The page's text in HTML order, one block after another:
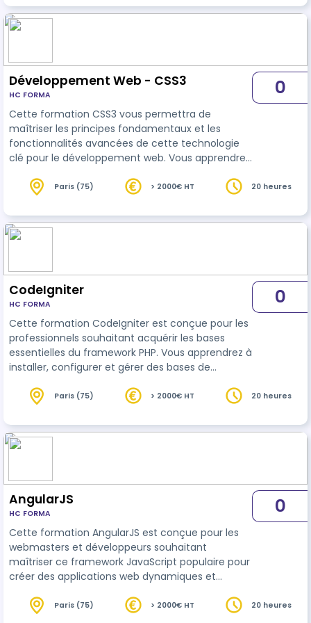
Découvrez les concepts fondamentaux pour
démarrer avec Java. - Pratique immédiate : Des
Développement Web - CSS3
HC FORMA
Cette formation CSS3 vous permettra de
maîtriser les principes fondamentaux et les
fonctionnalités avancées de cette technologie
clé pour le développement web. Vous apprendrez
adaptatives et dynamiques, tout en optimisant
appareils. Bénéfices clés : - Comprendre et
utiliser les propriétés avancées de CSS3 pour des
le…
0
Paris (75) > 2000€ HT 20 heures
CodeIgniter
HC FORMA
Cette formation CodeIgniter est conçue pour les
professionnels souhaitant acquérir les bases
essentielles du framework PHP. Vous apprendrez à
installer, configurer et gérer des bases de
l’architecture MVC pour concevoir des
Bénéfices clés : Maîtrisez l’architecture MVC de
CodeIgniter pour structurer vos applications web.
Intégrez…
0
Paris (75) > 2000€ HT 20 heures
AngularJS
HC FORMA
Cette formation AngularJS est conçue pour les
webmasters et développeurs souhaitant
maîtriser ce framework JavaScript populaire pour
créer des applications web dynamiques et
participants découvriront les concepts clés
0
Paris (75) > 2000€ HT 20 heures